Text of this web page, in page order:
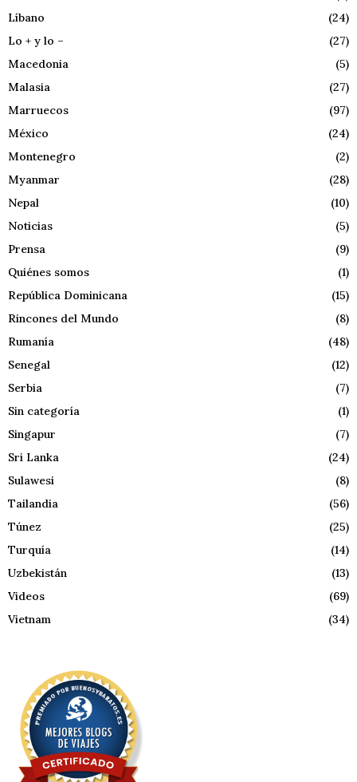
Líbano
(24)
Lo + y lo –
(27)
Macedonia
(5)
Malasia
(27)
Marruecos
(97)
México
(24)
Montenegro
(2)
Myanmar
(28)
Nepal
(10)
Noticias
(5)
Prensa
(9)
Quiénes somos
(1)
República Dominicana
(15)
Rincones del Mundo
(8)
Rumanía
(48)
Senegal
(12)
Serbia
(7)
Sin categoría
(1)
Singapur
(7)
Sri Lanka
(24)
Sulawesi
(8)
Tailandia
(56)
Túnez
(25)
Turquía
(14)
Uzbekistán
(13)
Videos
(69)
Vietnam
(34)